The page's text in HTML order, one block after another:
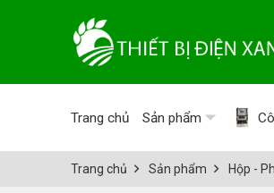
Trang chủ Sản phẩm
Trang chủ Sản phẩm Hộp -